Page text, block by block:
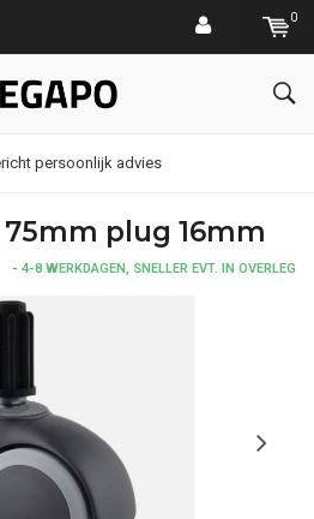
0
persoonlijk advies
75mm plug 16mm
- 4-8 WERKDAGEN, SNELLER EVT. IN OVERLEG